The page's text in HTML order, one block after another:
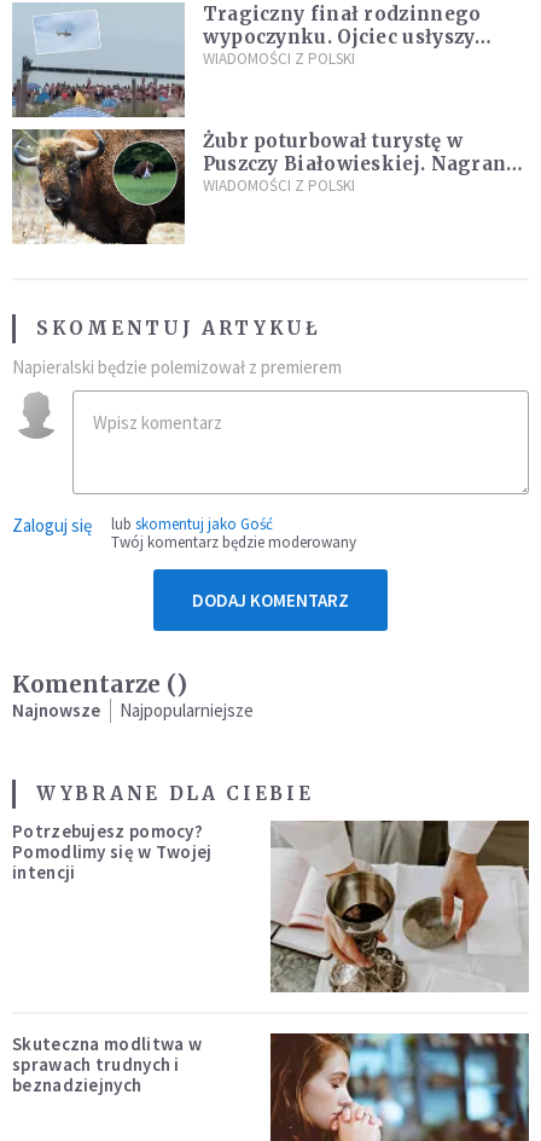
Tragiczny finał rodzinnego
wypoczynku. Ojciec usłyszy
zarzuty
WIADOMOŚCI Z POLSKI
Żubr poturbował turystę w
Puszczy Białowieskiej. Nagranie
daje do myślenia
WIADOMOŚCI Z POLSKI
SKOMENTUJ ARTYKUŁ
Napieralski będzie polemizował z premierem
Zaloguj się lub skomentuj jako Gość
Twój komentarz będzie moderowany
DODAJ KOMENTARZ
Komentarze ()
Najnowsze Najpopularniejsze
WYBRANE DLA CIEBIE
Potrzebujesz pomocy?
Pomodlimy się w Twojej
intencji
Skuteczna modlitwa w
sprawach trudnych i
beznadziejnych